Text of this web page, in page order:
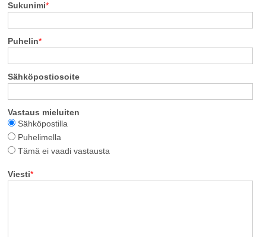
Sukunimi*
Puhelin*
Sähköpostiosoite
Vastaus mieluiten
Sähköpostilla
Puhelimella
Tämä ei vaadi vastausta
Viesti*